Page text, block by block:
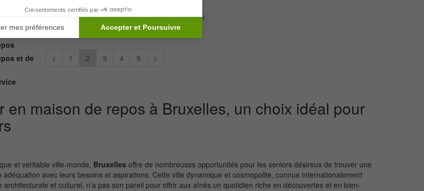
Maison de Repos
Accueil Permanent & Temporaire
En savoir +
< 1 2 3 4 5 >
et de
en maison de repos à Bruxelles, un choix idéal pour
et véritable ville-monde, Bruxelles offre de nombreuses opportunités pour les seniors désireux de trouver une
adéquation avec leurs besoins et aspirations. Cette ville dynamique et cosmopolite, connue internationalement
architecturale et culturel, n’a pas son pareil pour offrir aux aînés un quotidien riche en découvertes et en bien-